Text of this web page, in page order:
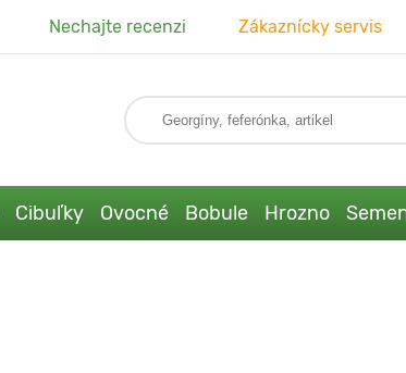
Nechajte recenzi Zákaznícky servis
Cibuľky Ovocné Bobule Hrozno